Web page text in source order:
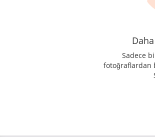
Sadece
fotoğraflardan